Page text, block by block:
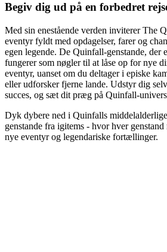
Begiv dig ud på en forbedret
Med sin enestående verden inviterer The
eventyr fyldt med opdagelser, farer og
egen legende. De Quinfall-genstande, der
fungerer som nøgler til at låse op for nye
eventyr, uanset om du deltager i episke
eller udforsker fjerne lande. Udstyr dig
succes, og sæt dit præg på Quinfall-
Dyk dybere ned i Quinfalls
genstande fra igitems - hvor hver
nye eventyr og legendariske fortællinger.